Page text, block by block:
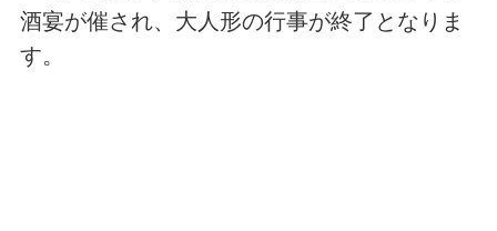
酒宴が催され、大人形の行事が終了となりま
す。